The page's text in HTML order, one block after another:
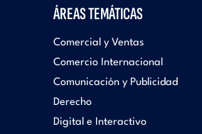
ÁREAS TEMÁTICAS
Comercial y Ventas
Comercio Internacional
Comunicación y Publicidad
Derecho
Digital e Interactivo